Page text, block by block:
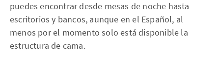
puedes encontrar desde mesas de noche hasta
escritorios y bancos, aunque en el Español, al
menos por el momento solo está disponible la
estructura de cama.